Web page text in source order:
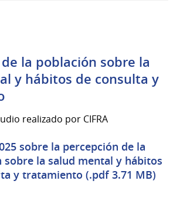
la población sobre la
y hábitos de consulta y
realizado por CIFRA
sobre la percepción de la
sobre la salud mental y hábitos
y tratamiento (.pdf 3.71 MB)